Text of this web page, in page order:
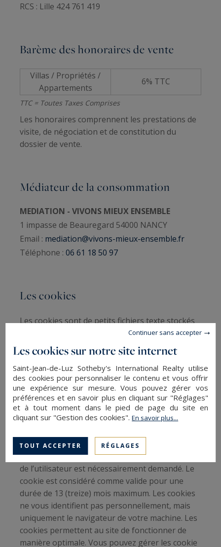
RCS : Lille 424 761 419
Barème des honoraires de vente
Villas / Propriétés /
Appartements
6% TTC
TTC = Toutes Taxes Comprises
Les honoraires comprennent les prestations de
visite, de négociation et de constitution du
dossier de vente.
Médiateur de la consommation
MEDIATION - VIVONS MIEUX ENSEMBLE
1 impasse de Beauregard 54000 NANCY
Email : mediation@vivons-mieux-ensemble.fr
Téléphone : 06 61 18 50 97
Les cookies
Les cookies sont de petits fichiers texte stockés
sur votre machine (ordinateur, tablette ou
mobile) pendant que vous visitez le site Internet,
les cookies sont largement utilisés par les sites
Internet. Nous utilisons différents cookies sur le
site pour améliorer votre navigation, mesurer la
fréquentation du site ainsi que pour vous
proposer des vidéos, des boutons de partage
sur les réseaux sociaux et des contenus
» impliquant la sauvegarde et l’analyse de
données à caractère personnel, le consentement
de l’utilisateur est nécessairement demandé. Le
cookie est considéré comme valide pour une
durée de 13 (treize) mois maximum. Les cookies
ne vous identifient pas personnellement, mais
uniquement le navigateur de votre machine. Les
cookies permettent au site de fonctionner de
manière optimale. Vous pouvez gérer les cookie
Les cookies sur notre site internet
Saint-Jean-de-Luz Sotheby's International Realty utilise
des cookies pour personnaliser le contenu et vous offrir
une expérience sur mesure. Vous pouvez gérer vos
préférences et en savoir plus en cliquant sur "Réglages"
et à tout moment dans le pied de page du site en
cliquant sur "Gestion des cookies".En savoir plus...
TOUT ACCEPTER RÉGLAGES
Continuer sans accepter